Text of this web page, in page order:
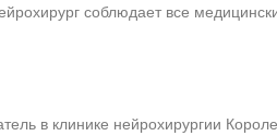
соблюдает все
в клинике нейрохирургии